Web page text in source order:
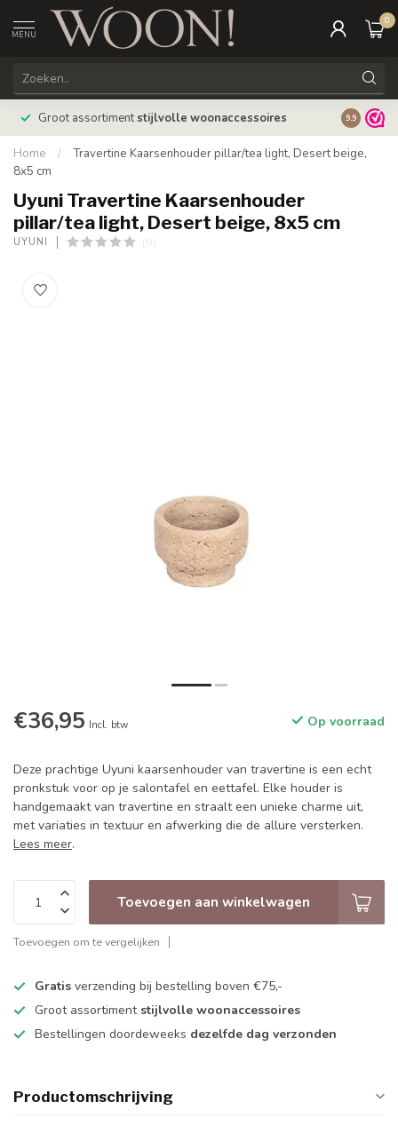
MENU
0
Groot assortimentstijlvolle woonaccessoires 9.9
Home /
Travertine Kaarsenhouder pillar/tea light, Desert beige,
8x5 cm
Uyuni Travertine Kaarsenhouder
pillar/tea light, Desert beige, 8x5 cm
UYUNI (0)
€36,95 Incl. btw Op voorraad
Deze prachtige Uyuni kaarsenhouder van travertine is een echt
pronkstuk voor op je salontafel en eettafel. Elke houder is
handgemaakt van travertine en straalt een unieke charme uit,
met variaties in textuur en afwerking die de allure versterken.
Lees meer.
Toevoegen aan winkelwagen
Toevoegen om te vergelijken
Gratis verzending bij bestelling boven €75,-
Groot assortiment stijlvolle woonaccessoires
Bestellingen doordeweeks dezelfde dag verzonden
Productomschrijving